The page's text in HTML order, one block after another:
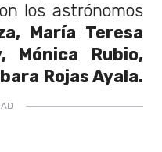
los astrónomos
María Teresa
Mónica Rubio,
Rojas Ayala.